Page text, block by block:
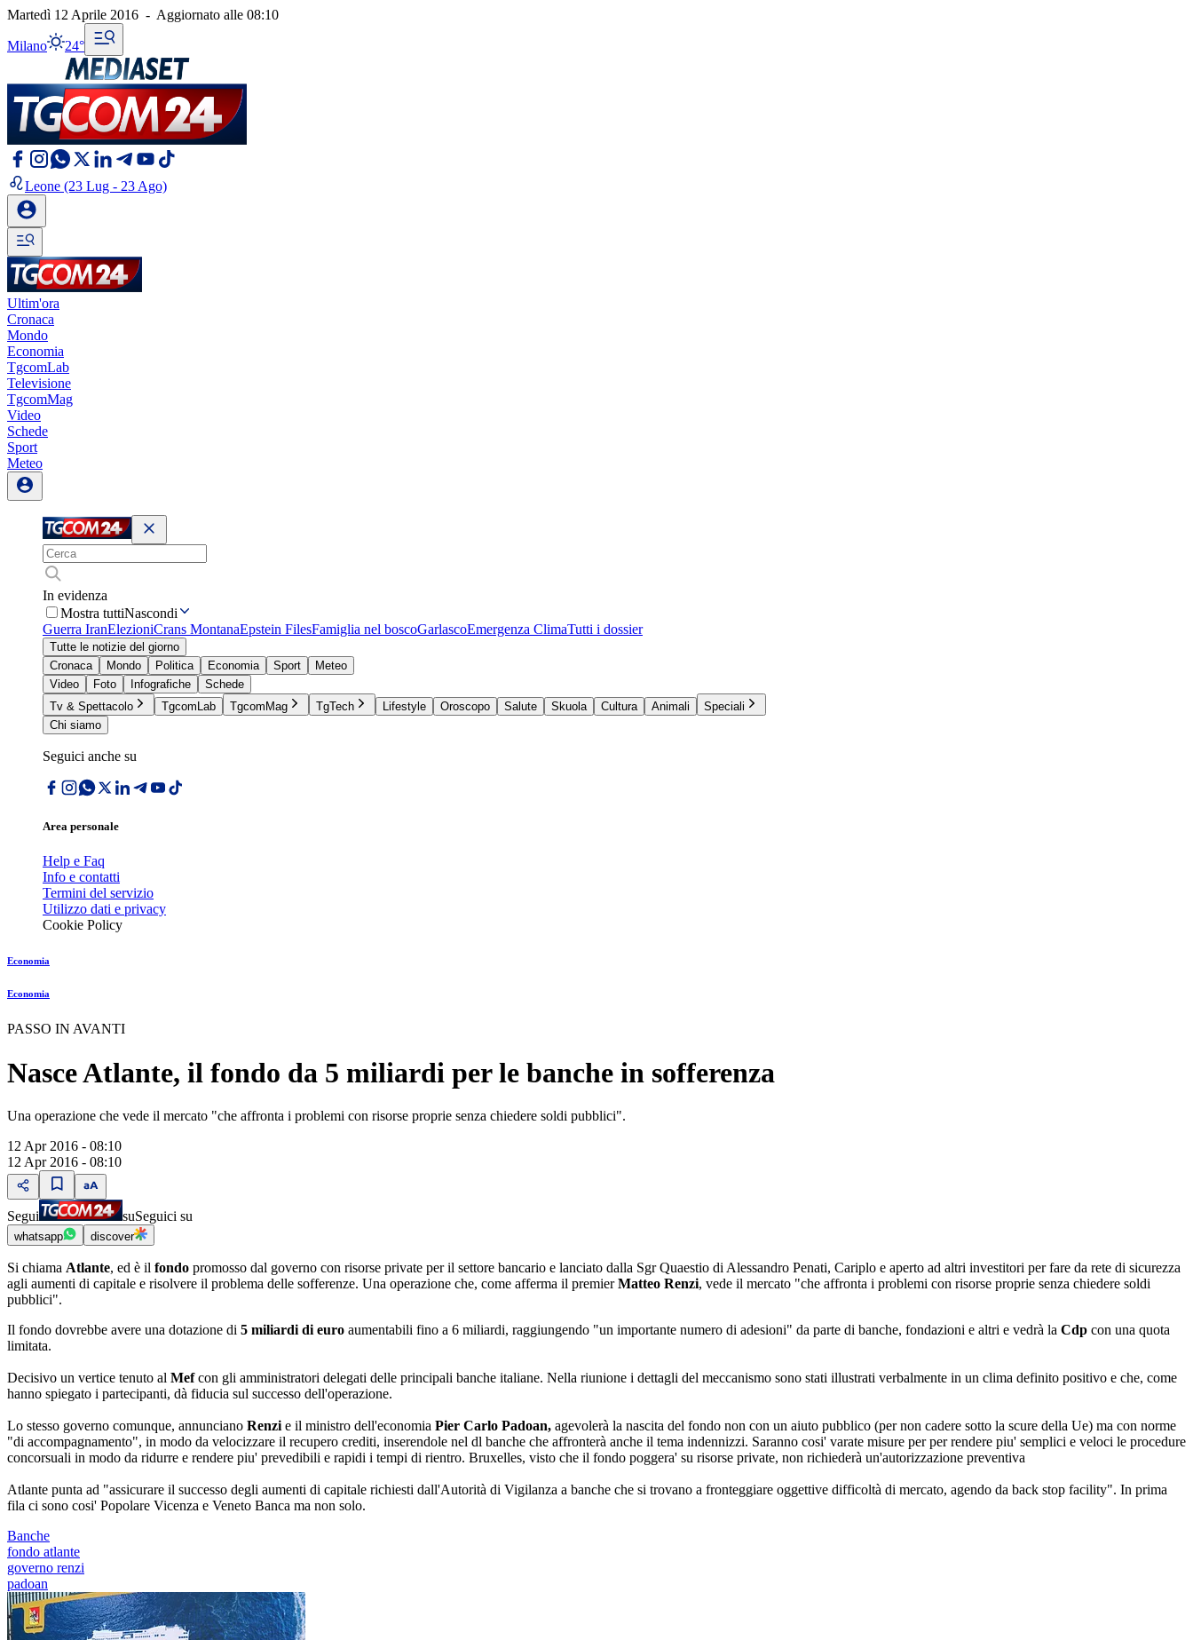
Martedì 12 Aprile 2016 - Aggiornato alle 08:10
Milano 24°
Leone (23 Lug - 23 Ago)
Ultim'ora
Cronaca
Mondo
Economia
TgcomLab
Televisione
TgcomMag
Video
Schede
Sport
Meteo
In evidenza
Mostra tuttiNascondi
Guerra IranElezioniCrans MontanaEpstein FilesFamiglia nel boscoGarlascoEmergenza ClimaTutti i dossier
Tutte le notizie del giorno
Cronaca
Mondo Politica Economia Sport
Meteo
Video
Foto Infografiche
Schede
Tv & Spettacolo
TgcomLab TgcomMag TgTech Lifestyle Oroscopo Salute Skuola Cultura Animali
Speciali
Chi siamo
Seguici anche su
Area personale
Help e Faq
Info e contatti
Termini del servizio
Utilizzo dati e privacy
Cookie Policy
Economia
Economia
PASSO IN AVANTI
Nasce Atlante, il fondo da 5 miliardi per le banche in sofferenza
Una operazione che vede il mercato "che affronta i problemi con risorse proprie senza chiedere soldi pubblici".
12 Apr 2016 - 08:10
12 Apr 2016 - 08:10
Segui suSeguici su
whatsapp discover
Si chiama Atlante, ed è il fondo promosso dal governo con risorse private per il settore bancario e lanciato dalla Sgr Quaestio di Alessandro Penati, Cariplo e aperto ad altri investitori per fare da rete di sicurezza
agli aumenti di capitale e risolvere il problema delle sofferenze. Una operazione che, come afferma il premierMatteo Renzi, vede il mercato "che affronta i problemi con risorse proprie senza chiedere soldi
pubblici".
Il fondo dovrebbe avere una dotazione di 5 miliardi di euro aumentabili fino a 6 miliardi, raggiungendo "un importante numero di adesioni" da parte di banche, fondazioni e altri e vedrà la Cdp con una quota
limitata.
Decisivo un vertice tenuto al Mefcon gli amministratori delegati delle principali banche italiane. Nella riunione i dettagli del meccanismo sono stati illustrati verbalmente in un clima definito positivo e che, come
hanno spiegato i partecipanti, dà fiducia sul successo dell'operazione.
Lo stesso governo comunque, annunciano Renzi e il ministro dell'economia Pier Carlo Padoan, agevolerà la nascita del fondo non con un aiuto pubblico (per non cadere sotto la scure della Ue) ma con norme
"di accompagnamento", in modo da velocizzare il recupero crediti, inserendole nel dl banche che affronterà anche il tema indennizzi. Saranno cosi' varate misure per per rendere piu' semplici e veloci le procedure
concorsuali in modo da ridurre e rendere piu' prevedibili e rapidi i tempi di rientro. Bruxelles, visto che il fondo poggera' su risorse private, non richiederà un'autorizzazione preventiva
Atlante punta ad "assicurare il successo degli aumenti di capitale richiesti dall'Autorità di Vigilanza a banche che si trovano a fronteggiare oggettive difficoltà di mercato, agendo da back stop facility". In prima
fila ci sono cosi' Popolare Vicenza e Veneto Banca ma non solo.
Banche
fondo atlante
governo renzi
padoan